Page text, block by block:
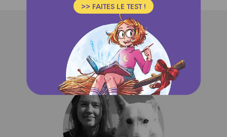
Les autrices
>> FAITES LE TEST !